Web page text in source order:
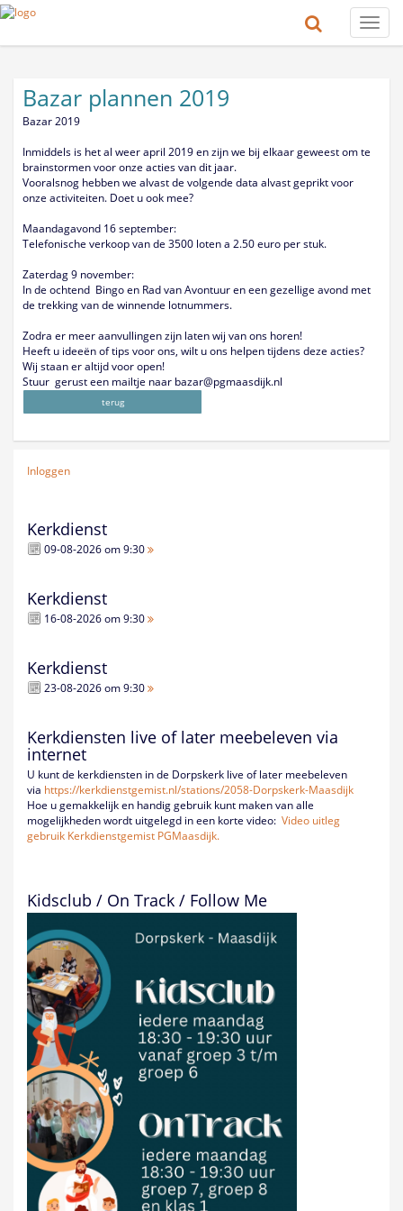
Toggle
Bazar plannen 2019
Bazar 2019
Inmiddels is het al weer april 2019 en zijn we bij elkaar geweest om te
brainstormen voor onze acties van dit jaar.
Vooralsnog hebben we alvast de volgende data alvast geprikt voor
onze activiteiten. Doet u ook mee?
Maandagavond 16 september:
Telefonische verkoop van de 3500 loten a 2.50 euro per stuk.
Zaterdag 9 november:
In de ochtend Bingo en Rad van Avontuur en een gezellige avond met
de trekking van de winnende lotnummers.
Zodra er meer aanvullingen zijn laten wij van ons horen!
Heeft u ideeën of tips voor ons, wilt u ons helpen tijdens deze acties?
Wij staan er altijd voor open!
Stuur gerust een mailtje naar bazar@pgmaasdijk.nl
terug
Inloggen
Kerkdienst
09-08-2026 om 9:30
Kerkdienst
16-08-2026 om 9:30
Kerkdienst
23-08-2026 om 9:30
Kerkdiensten live of later meebeleven via
internet
U kunt de kerkdiensten in de Dorpskerk live of later meebeleven
via https://kerkdienstgemist.nl/stations/2058-Dorpskerk-Maasdijk
Hoe u gemakkelijk en handig gebruik kunt maken van alle
mogelijkheden wordt uitgelegd in een korte video: Video uitleg
gebruik Kerkdienstgemist PGMaasdijk.
Kidsclub / On Track / Follow Me